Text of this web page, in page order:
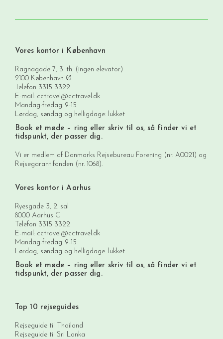
Vores kontor i København
Ragnagade 7, 3. th. (ingen elevator)
2100 København Ø
Telefon 3315 3322
E-mail: cctravel@cctravel.dk
Mandag-fredag: 9-15
Lørdag, søndag og helligdage: lukket
Book et møde – ring eller skriv til os, så finder vi et
tidspunkt, der passer dig.
Vi er medlem af Danmarks Rejsebureau Forening (nr. A0021) og
Rejsegarantifonden (nr. 1068).
Vores kontor i Aarhus
Ryesgade 3, 2. sal
8000 Aarhus C
Telefon 3315 3322
E-mail: cctravel@cctravel.dk
Mandag-fredag: 9-15
Lørdag, søndag og helligdage: lukket
Book et møde – ring eller skriv til os, så finder vi et
tidspunkt, der passer dig.
Top 10 rejseguides
Rejseguide til Thailand
Rejseguide til Sri Lanka